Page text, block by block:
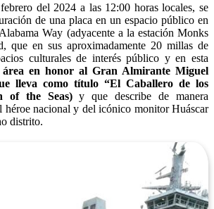
del 2024 a las 12:00 horas locales, se
de una placa en un espacio público en
Way (adyacente a la estación Monks
que en sus aproximadamente 20 millas de
culturales de interés público y en esta
área en honor al Gran Almirante Miguel
lleva como título “El Caballero de los
of the Seas)y que describe de manera
héroe nacional y del icónico monitor Huáscar
distrito.